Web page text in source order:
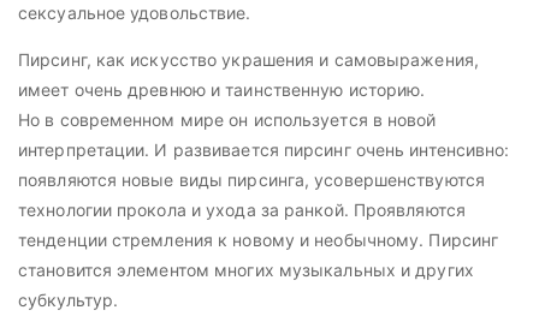
сексуальное удовольствие.
Пирсинг, как искусство украшения и самовыражения,
имеет очень древнюю и таинственную историю.
Но в современном мире он используется в новой
интерпретации. И развивается пирсинг очень интенсивно:
появляются новые виды пирсинга, усовершенствуются
технологии прокола и ухода за ранкой. Проявляются
тенденции стремления к новому и необычному. Пирсинг
становится элементом многих музыкальных и других
субкультур.